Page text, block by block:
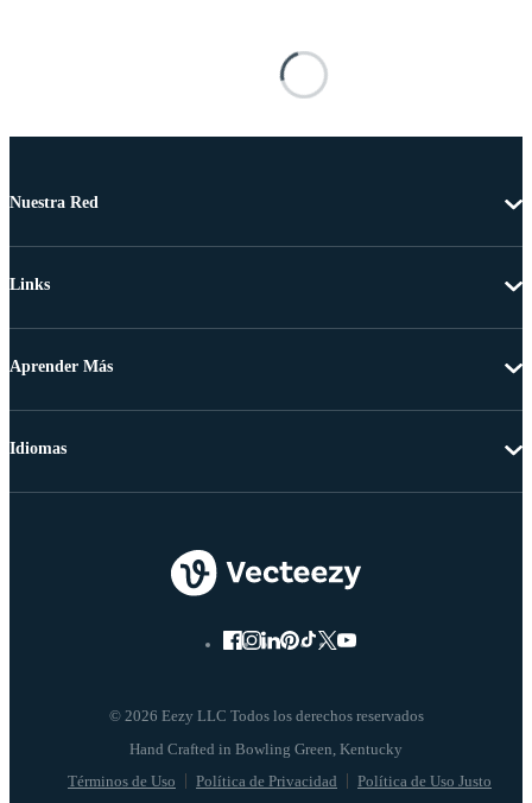
Nuestra Red
Links
Aprender Más
© 2026 Eezy LLC Todos los derechos reservados
Términos de Uso Política de Privacidad Política de Uso Justo
Idiomas